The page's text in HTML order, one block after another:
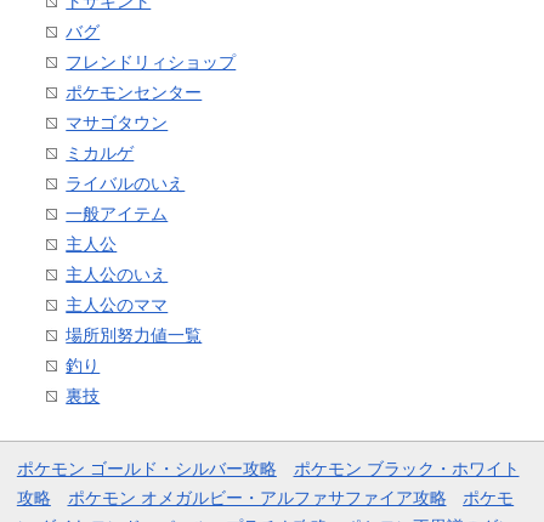
バグ
フレンドリィショップ
ポケモンセンター
マサゴタウン
ミカルゲ
ライバルのいえ
一般アイテム
主人公
主人公のいえ
主人公のママ
場所別努力値一覧
釣り
裏技
ポケモン ゴールド・シルバー攻略
ポケモン ブラック・ホワイト
攻略
ポケモン オメガルビー・アルファサファイア攻略
ポケモ